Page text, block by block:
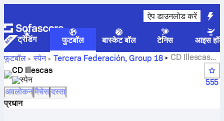
ऐप डाउनलोड करें
ट्रेंडिंग फुटबॉल बास्केट बॉल टेनिस
आइस
फुटबॉल
स्पेन Tercera Federación, Group 18
CD Illescas
स्कोर, फिक्स्चर, स्टैंडिंग्स और प्लेयर स्टैटस
CD Illescas
स्पेन
555
अवलोकन मैचेस दस्ता
प्रधान